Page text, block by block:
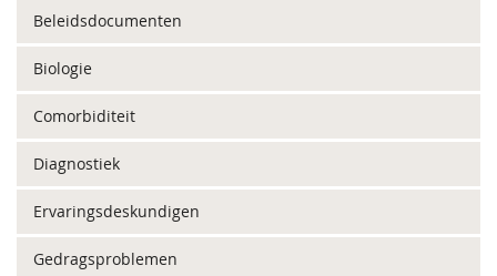
Beleidsdocumenten
Biologie
Comorbiditeit
Diagnostiek
Ervaringsdeskundigen
Gedragsproblemen